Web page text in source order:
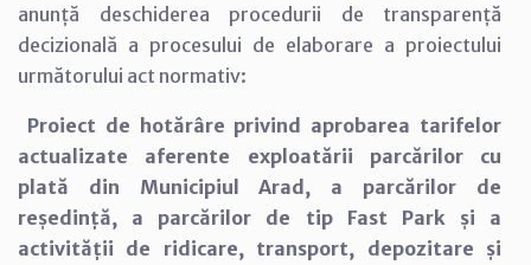
anunță deschiderea procedurii de transparență
decizională a procesului de elaborare a proiectului
următorului act normativ:
Proiect de hotărâre privind aprobarea tarifelor
actualizate aferente exploatării parcărilor cu
plată din Municipiul Arad, a parcărilor de
reședință, a parcărilor de tip Fast Park și a
activității de ridicare, transport, depozitare și